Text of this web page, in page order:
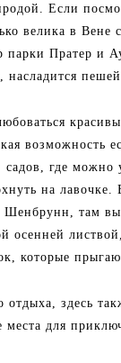
Если
велика в Вене
парки Пратер и
насладится
возможность
садов, где можно
на лавочке.
Шенбрунн, там
осенней
которые
отдыха, здесь
места для